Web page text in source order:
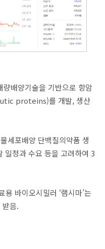
배양기술을 기반으로 항암
proteins)를 개발, 생산
세포배양 단백질의약품 생
일정과 수요 등을 고려하여 3
바이오시밀러 ‘램시마’는
받음.